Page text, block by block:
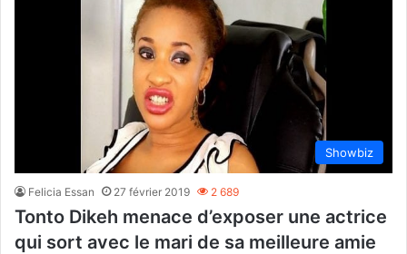
Showbiz
Felicia Essan 27 février 2019 2 689
Tonto Dikeh menace d’exposer une actrice
qui sort avec le mari de sa meilleure amie